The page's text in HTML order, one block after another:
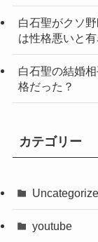
白石聖がクソ
は性格悪いと有
白石聖の結婚
格だった？
カテゴリー
youtube